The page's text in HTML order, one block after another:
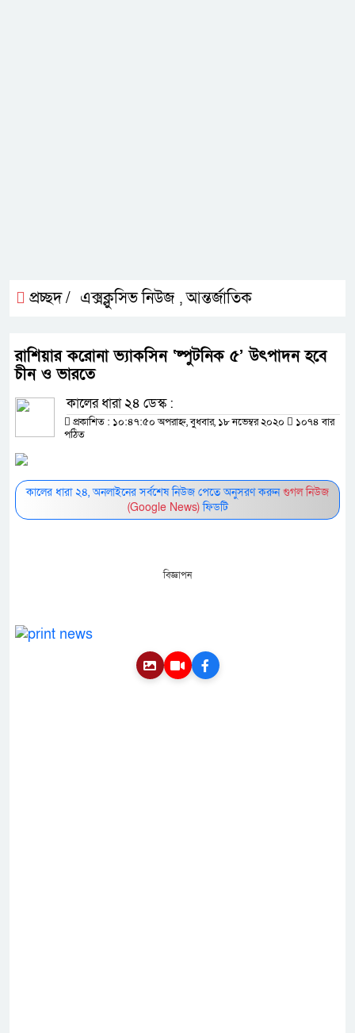
প্রচ্ছদ / এক্সক্লুসিভ নিউজ ,আন্তর্জাতিক
রাশিয়ার করোনা ভ্যাকসিন ‘ষ্পুটনিক ৫’ উৎপাদন হবে
চীন ও ভারতে
কালের ধারা ২৪ ডেস্ক :
প্রকাশিত : ১০:৪৭:৫০ অপরাহ্ন, বুধবার, ১৮ নভেম্বর ২০২০
১০৭৪ বার
পঠিত
কালের ধারা ২৪, অনলাইনের সর্বশেষ নিউজ পেতে অনুসরণ করুনগুগল নিউজ
(Google News)ফিডটি
বিজ্ঞাপন